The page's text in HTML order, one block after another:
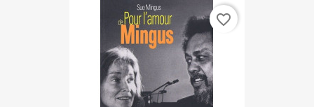
favorite_border